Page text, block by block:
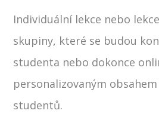
Individuální lekce nebo
skupiny, které se budou
studenta nebo dokonce
personalizovaným
studentů.